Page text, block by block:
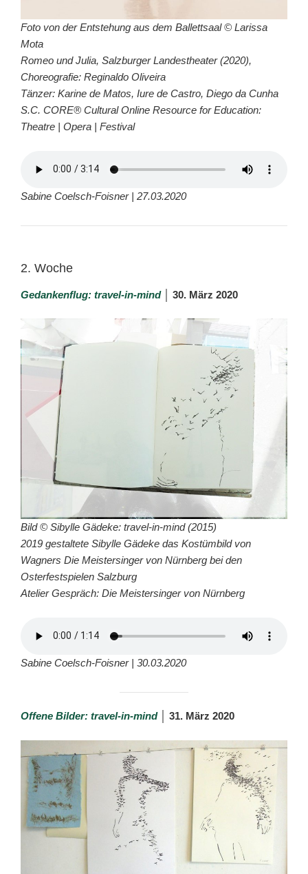
Foto von der Entstehung aus dem Ballettsaal © Larissa
Mota
Romeo und Julia, Salzburger Landestheater (2020),
Choreografie: Reginaldo Oliveira
Tänzer: Karine de Matos, Iure de Castro, Diego da Cunha
S.C. CORE® Cultural Online Resource for Education:
Theatre | Opera | Festival
Sabine Coelsch-Foisner | 27.03.2020
2. Woche
Gedankenflug: travel-in-mind │ 30. März 2020
Bild © Sibylle Gädeke: travel-in-mind (2015)
2019 gestaltete Sibylle Gädeke das Kostümbild von
Wagners Die Meistersinger von Nürnberg bei den
Osterfestspielen Salzburg
Atelier Gespräch: Die Meistersinger von Nürnberg
Sabine Coelsch-Foisner | 30.03.2020
Offene Bilder: travel-in-mind 31. März 2020